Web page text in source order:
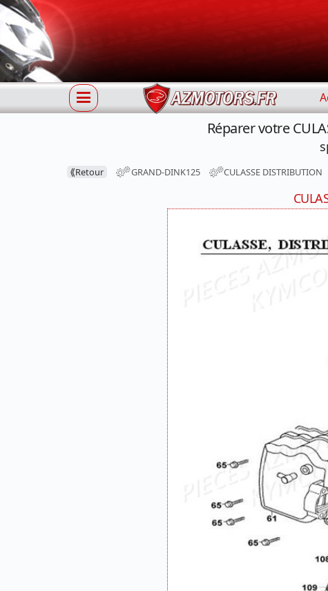
Réparer votre
⟪Retour GRAND-DINK125 CULASSE DISTRIBUTION